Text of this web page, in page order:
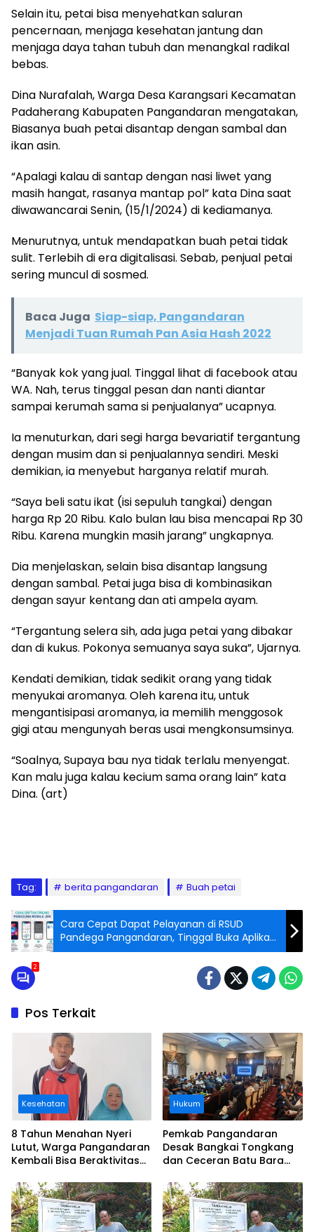
Selain itu, petai bisa menyehatkan saluran
pencernaan, menjaga kesehatan jantung dan
menjaga daya tahan tubuh dan menangkal radikal
bebas.
Dina Nurafalah, Warga Desa Karangsari Kecamatan
Padaherang Kabupaten Pangandaran mengatakan,
Biasanya buah petai disantap dengan sambal dan
ikan asin.
“Apalagi kalau di santap dengan nasi liwet yang
masih hangat, rasanya mantap pol” kata Dina saat
diwawancarai Senin, (15/1/2024) di kediamanya.
Menurutnya, untuk mendapatkan buah petai tidak
sulit. Terlebih di era digitalisasi. Sebab, penjual petai
sering muncul di sosmed.
Baca Juga Siap-siap, Pangandaran
Menjadi Tuan Rumah Pan Asia Hash 2022
“Banyak kok yang jual. Tinggal lihat di facebook atau
WA. Nah, terus tinggal pesan dan nanti diantar
sampai kerumah sama si penjualanya” ucapnya.
Ia menuturkan, dari segi harga bevariatif tergantung
dengan musim dan si penjualannya sendiri. Meski
demikian, ia menyebut harganya relatif murah.
“Saya beli satu ikat (isi sepuluh tangkai) dengan
harga Rp 20 Ribu. Kalo bulan lau bisa mencapai Rp 30
Ribu. Karena mungkin masih jarang” ungkapnya.
Dia menjelaskan, selain bisa disantap langsung
dengan sambal. Petai juga bisa di kombinasikan
dengan sayur kentang dan ati ampela ayam.
“Tergantung selera sih, ada juga petai yang dibakar
dan di kukus. Pokonya semuanya saya suka”, Ujarnya.
Kendati demikian, tidak sedikit orang yang tidak
menyukai aromanya. Oleh karena itu, untuk
mengantisipasi aromanya, ia memilih menggosok
gigi atau mengunyah beras usai mengkonsumsinya.
“Soalnya, Supaya bau nya tidak terlalu menyengat.
Kan malu juga kalau kecium sama orang lain” kata
Dina. (art)
Tag: berita pangandaran Buah petai
Cara Cepat Dapat Pelayanan di RSUD
Pandega Pangandaran, Tinggal Buka Aplikasi
Mobile JKN!
2
Pos Terkait
Kesehatan
8 Tahun Menahan Nyeri
Lutut, Warga Pangandaran
Kembali Bisa Beraktivitas
Ditanggung BPJS
Hukum
Pemkab Pangandaran
Desak Bangkai Tongkang
dan Ceceran Batu Bara
Buruknya Koordinasi
Perusahaan